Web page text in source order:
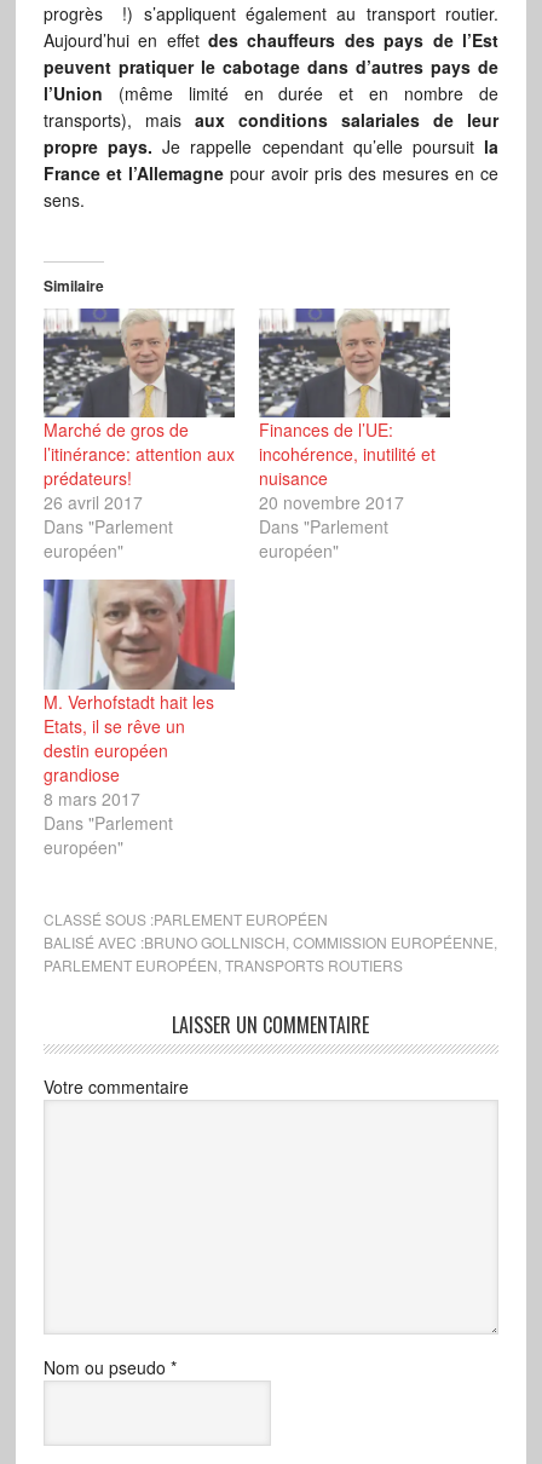
progrès !) s’appliquent également au transport routier.
Aujourd’hui en effetdes chauffeurs des pays de l’Est
peuvent pratiquer le cabotage dans d’autres pays de
l’Union (même limité en durée et en nombre de
transports), maisaux conditions salariales de leur
propre pays. Je rappelle cependant qu’elle poursuit la
France et l’Allemagnepour avoir pris des mesures en ce
sens.
Similaire
Marché de gros de
l’itinérance: attention aux
prédateurs!
26 avril 2017
Dans "Parlement
européen"
Finances de l’UE:
incohérence, inutilité et
nuisance
20 novembre 2017
Dans "Parlement
européen"
M. Verhofstadt hait les
Etats, il se rêve un
destin européen
grandiose
8 mars 2017
Dans "Parlement
européen"
CLASSÉ SOUS :PARLEMENT EUROPÉEN
BALISÉ AVEC :BRUNO GOLLNISCH COMMISSION EUROPÉENNE
PARLEMENT EUROPÉEN TRANSPORTS ROUTIERS
LAISSER UN COMMENTAIRE
Votre commentaire
Nom ou pseudo *